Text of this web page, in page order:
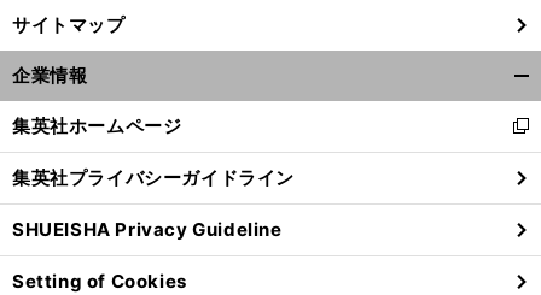
サイトマップ
企業情報
閉
る
集英社ホームページ
新
し
い
ウ
ィ
ン
ド
集英社プライバシーガイドライン
SHUEISHA Privacy Guideline
Setting of Cookies